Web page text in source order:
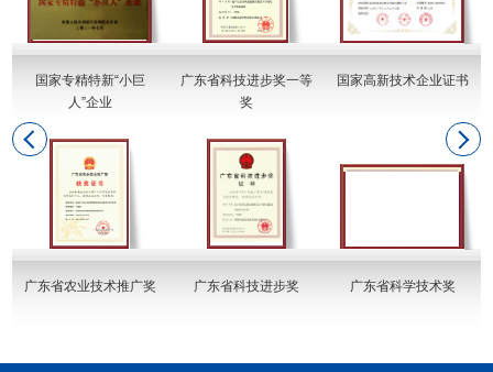
国家专精特新“小巨
人”企业
广东省科技进步奖一等
奖
国家高新技术企业证书
广东省农业技术推广奖 广东省科技进步奖 广东省科学技术奖